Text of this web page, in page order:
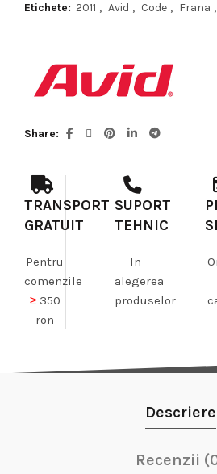
100,00 lei.
Etichete: 2011 , Avid , Code , Frana ,
Share
TRANSPORT
GRATUIT
Pentru
comenzile
≥350
ron
SUPORT
TEHNIC
In
alegerea
produselor
Descriere
Recenzii